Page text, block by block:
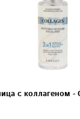
с коллагеном -